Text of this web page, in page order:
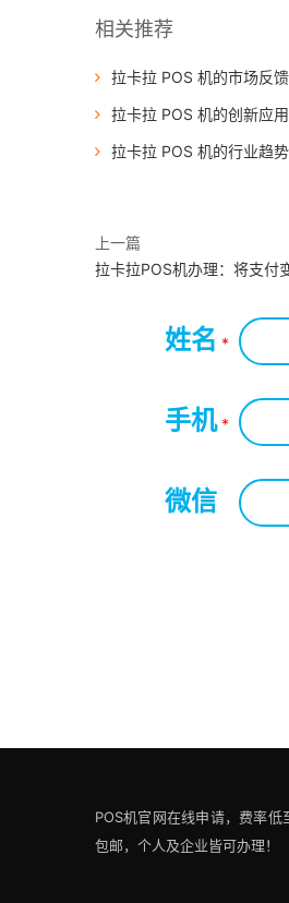
相关推荐
拉卡拉 POS 机的市场反
拉卡拉 POS 机的创新应
拉卡拉 POS 机的行业趋
上一篇
拉卡拉POS机办理：将支付
姓名 *
手机*
微信
POS机官网在线申请，费率
包邮，个人及企业皆可办理！